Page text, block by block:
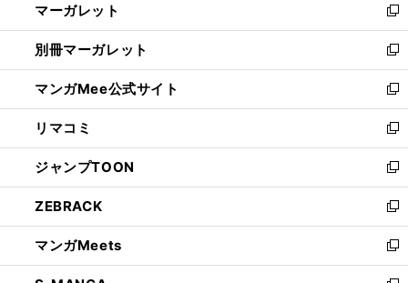
く
で
開
く
ド
ウ
で
開
く
い
ウ
ィ
ン
ド
ウ
で
開
く
マーガレット
新
し
い
ウ
ィ
ン
ド
ウ
で
開
く
別冊マーガレット
新
し
い
ウ
ィ
ン
ド
ウ
で
開
く
マンガMee公式サイト
新
し
い
ウ
ィ
ン
ド
ウ
で
開
リマコミ
新
し
い
ウ
ィ
ン
ド
ウ
ジャンプTOON
新
し
い
ウ
ィ
ン
ZEBRACK
新
し
い
ウ
マンガMeets
新
し